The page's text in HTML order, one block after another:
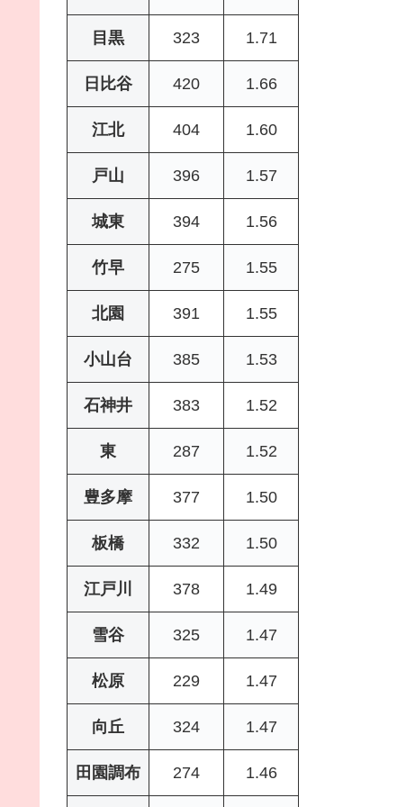
目黒 323 1.71
日比谷 420 1.66
江北 404 1.60
戸山 396 1.57
城東 394 1.56
竹早 275 1.55
北園 391 1.55
小山台 385 1.53
石神井 383 1.52
東 287 1.52
豊多摩 377 1.50
板橋 332 1.50
江戸川 378 1.49
雪谷 325 1.47
松原 229 1.47
向丘 324 1.47
田園調布 274 1.46